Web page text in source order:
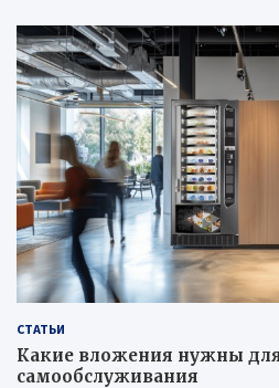
СТАТЬИ
Какие вложения нужны
самообслуживания